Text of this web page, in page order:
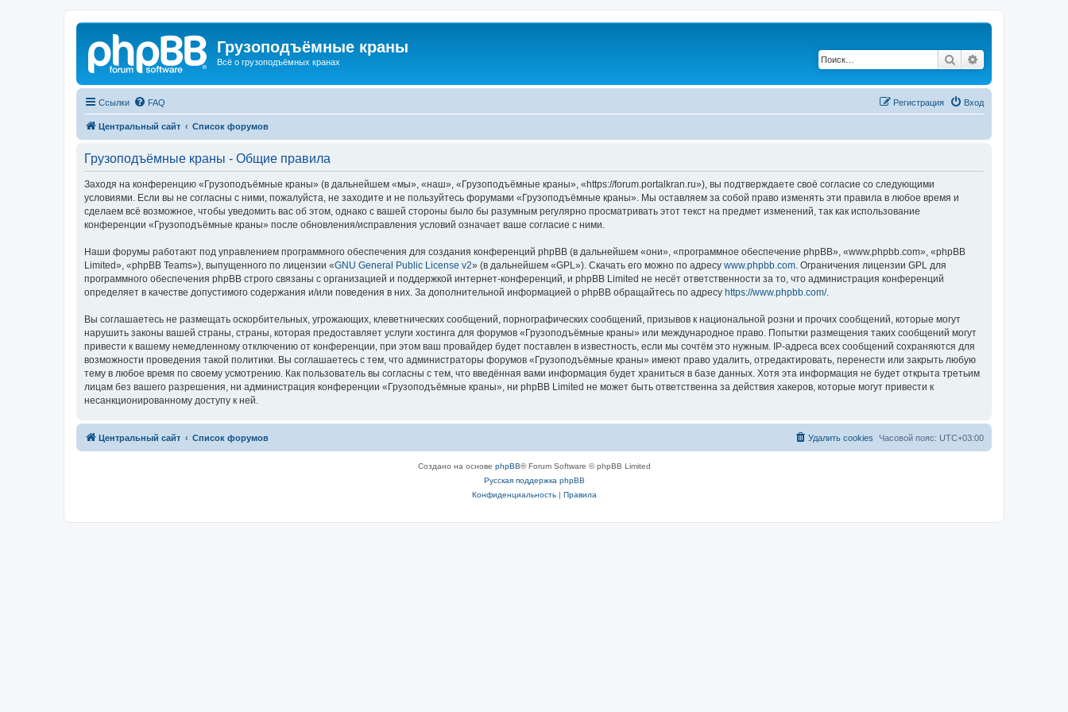
Грузоподъёмные краны
Всё о грузоподъёмных кранах Поиск
Ссылки FAQ Вход
Регистрация
Центральный сайт Список форумов
Грузоподъёмные краны - Общие правила
Заходя на конференцию «Грузоподъёмные краны» (в дальнейшем «мы», «наш», «Грузоподъёмные краны», «https://forum.portalkran.ru»), вы подтверждаете своё согласие со следующими
условиями. Если вы не согласны с ними, пожалуйста, не заходите и не пользуйтесь форумами «Грузоподъёмные краны». Мы оставляем за собой право изменять эти правила в любое время и
сделаем всё возможное, чтобы уведомить вас об этом, однако с вашей стороны было бы разумным регулярно просматривать этот текст на предмет изменений, так как использование
конференции «Грузоподъёмные краны» после обновления/исправления условий означает ваше согласие с ними.
Наши форумы работают под управлением программного обеспечения для создания конференций phpBB (в дальнейшем «они», «программное обеспечение phpBB», «www.phpbb.com», «phpBB
Limited», «phpBB Teams»), выпущенного по лицензии «GNU General Public License v2» (в дальнейшем «GPL»). Скачать его можно по адресу www.phpbb.com . Ограничения лицензии GPL для
программного обеспечения phpBB строго связаны с организацией и поддержкой интернет-конференций, и phpBB Limited не несёт ответственности за то, что администрация конференций
определяет в качестве допустимого содержания и/или поведения в них. За дополнительной информацией о phpBB обращайтесь по адресу https://www.phpbb.com/.
Вы соглашаетесь не размещать оскорбительных, угрожающих, клеветнических сообщений, порнографических сообщений, призывов к национальной розни и прочих сообщений, которые могут
нарушить законы вашей страны, страны, которая предоставляет услуги хостинга для форумов «Грузоподъёмные краны» или международное право. Попытки размещения таких сообщений могут
привести к вашему немедленному отключению от конференции, при этом ваш провайдер будет поставлен в известность, если мы сочтём это нужным. IP-адреса всех сообщений сохраняются для
возможности проведения такой политики. Вы соглашаетесь с тем, что администраторы форумов «Грузоподъёмные краны» имеют право удалить, отредактировать, перенести или закрыть любую
тему в любое время по своему усмотрению. Как пользователь вы согласны с тем, что введённая вами информация будет храниться в базе данных. Хотя эта информация не будет открыта третьим
лицам без вашего разрешения, ни администрация конференции «Грузоподъёмные краны», ни phpBB Limited не может быть ответственна за действия хакеров, которые могут привести к
несанкционированному доступу к ней.
Центральный сайт Список форумов Часовой пояс: UTC+03:00
Удалить cookies
Создано на основе phpBB® Forum Software © phpBB Limited
Русская поддержка phpBB
Конфиденциальность| Правила